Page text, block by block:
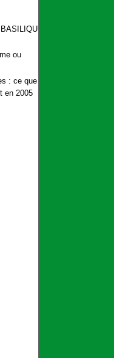
ou
: ce que
en 2005